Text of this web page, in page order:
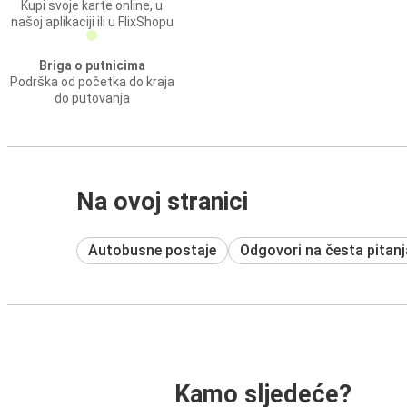
Kupi svoje karte online, u
našoj aplikaciji ili u FlixShopu
Briga o putnicima
Podrška od početka do kraja
do putovanja
Na ovoj stranici
Autobusne postaje Odgovori na česta
Kamo sljedeće?